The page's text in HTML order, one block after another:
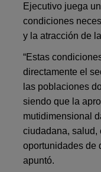
Ejecutivo juega
condiciones
y la atracción de
“Estas
directamente el
las poblaciones
siendo que la
mutidimensional
ciudadana, salud,
oportunidades de
apuntó.